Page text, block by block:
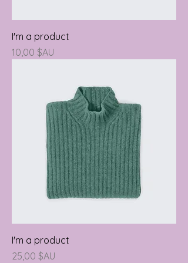
I'm a product
Prix
10,00 $AU
I'm a product
Prix
25,00 $AU